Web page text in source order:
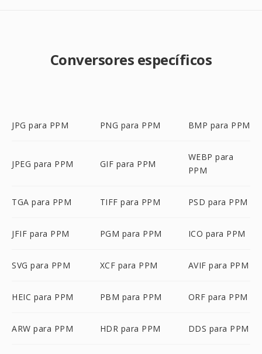
Conversores específicos
JPG para PPM PNG para PPM BMP para PPM
JPEG para PPM GIF para PPM
WEBP para
PPM
TGA para PPM TIFF para PPM PSD para PPM
JFIF para PPM PGM para PPM ICO para PPM
SVG para PPM XCF para PPM AVIF para PPM
HEIC para PPM PBM para PPM ORF para PPM
ARW para PPM HDR para PPM DDS para PPM